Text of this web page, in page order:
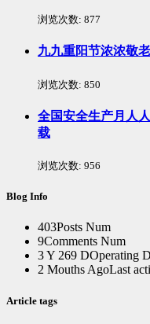
浏览次数: 877
九九重阳节浓浓敬
浏览次数: 850
全国安全生产月人
载
浏览次数: 956
Blog Info
403Posts Num
9Comments Num
3 Y 269 DOperating
2 Mouths AgoLast
Article tags